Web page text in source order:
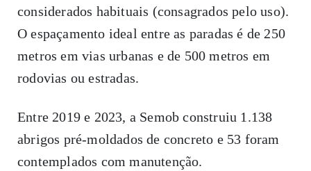
considerados habituais (consagrados pelo uso).
O espaçamento ideal entre as paradas é de 250
metros em vias urbanas e de 500 metros em
rodovias ou estradas.
Entre 2019 e 2023, a Semob construiu 1.138
abrigos pré-moldados de concreto e 53 foram
contemplados com manutenção.